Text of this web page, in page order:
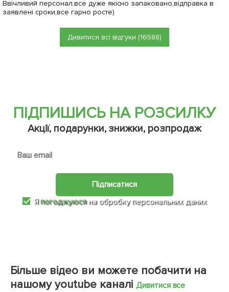
Ввічливий персонал,все дуже якісно запаковано,відправка в
заявлені сроки,все гарно росте)
Дивитися всі відгуки (16588)
ПІДПИШИСЬ НА РОЗСИЛКУ
Акції, подарунки, знижки, розпродаж
Підписатися
Япогоджуюся на обробку персональних даних
Більше відео ви можете побачити на
нашому youtube каналі Дивитися все